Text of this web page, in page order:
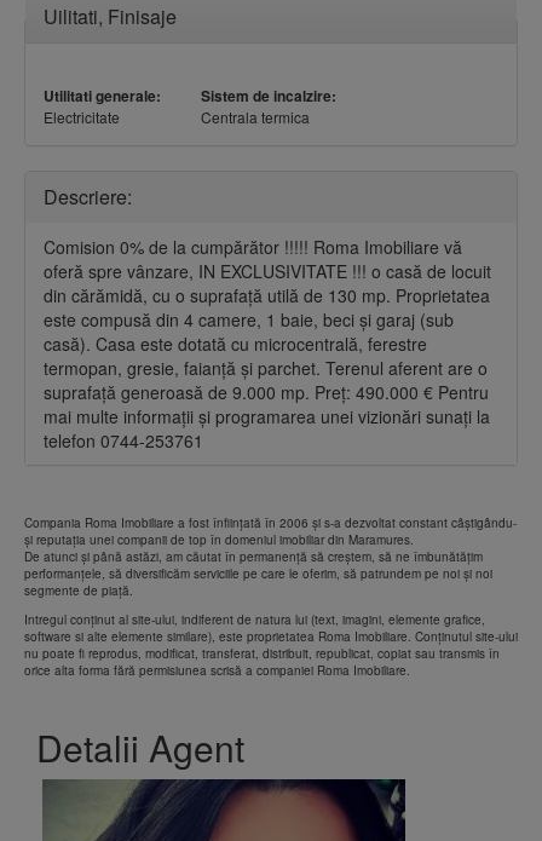
Ascundere
Uilitati, Finisaje
Utilitati generale:
Electricitate
Sistem de incalzire:
Centrala termica
Descriere:
Comision 0% de la cumpărător !!!!! Roma Imobiliare vă
oferă spre vânzare, IN EXCLUSIVITATE !!! o casă de locuit
din cărămidă, cu o suprafață utilă de 130 mp. Proprietatea
este compusă din 4 camere, 1 baie, beci și garaj (sub
casă). Casa este dotată cu microcentrală, ferestre
termopan, gresie, faianță și parchet. Terenul aferent are o
suprafață generoasă de 9.000 mp. Preț: 490.000 € Pentru
mai multe informații și programarea unei vizionări sunați la
telefon 0744-253761
Compania Roma Imobiliare a fost înființată în 2006 și s-a dezvoltat constant câștigându-
și reputația unei companii de top în domeniul imobiliar din Maramures.
De atunci și până astăzi, am căutat în permanență să creștem, să ne îmbunătățim
performanțele, să diversificăm serviciile pe care le oferim, să patrundem pe noi și noi
segmente de piață.
Intregul conţinut al site-ului, indiferent de natura lui (text, imagini, elemente grafice,
software si alte elemente similare), este proprietatea Roma Imobiliare. Conţinutul site-ului
nu poate fi reprodus, modificat, transferat, distribuit, republicat, copiat sau transmis în
orice alta forma fără permisiunea scrisă a companiei Roma Imobiliare.
Detalii Agent